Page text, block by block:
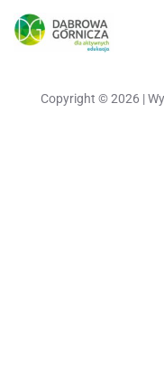
Copyright © 2026 |